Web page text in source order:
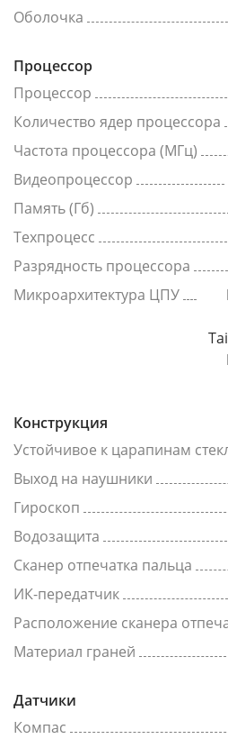
Оболочка
Процессор
Процессор
Количество ядер процессора
Частота процессора (МГц)
Видеопроцессор
Память (Гб)
Техпроцесс
Разрядность процессора
Микроархитектура ЦПУ
Конструкция
Устойчивое к царапинам
Выход на наушники
Гироскоп
Водозащита
Сканер отпечатка пальца
ИК-передатчик
Расположение сканера
Материал граней
Датчики
Компас